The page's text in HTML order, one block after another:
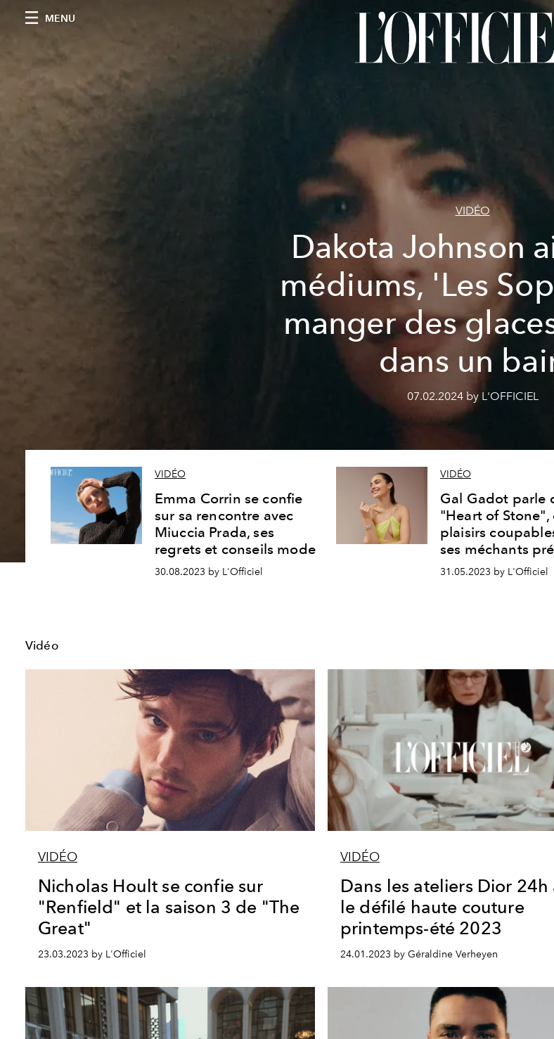
MENU
VIDÉO
Dakota Johnson
médiums, 'Les
manger des
dans un
07.02.2024 by L'OFFICIEL
VIDÉO
Emma Corrin se confie
sur sa rencontre avec
Miuccia Prada, ses
regrets et conseils mode
30.08.2023 by L'Officiel
VIDÉO
Gal Gadot parle
"Heart of Stone",
plaisirs
ses méchants
31.05.2023 by L'Officiel
Vidéo
VIDÉO
Nicholas Hoult se confie sur
"Renfield" et la saison 3 de "The
Great"
23.03.2023 by L'Officiel
VIDÉO
Dans les ateliers Dior 24h
le défilé haute couture
printemps-été 2023
24.01.2023 by Géraldine Verheyen